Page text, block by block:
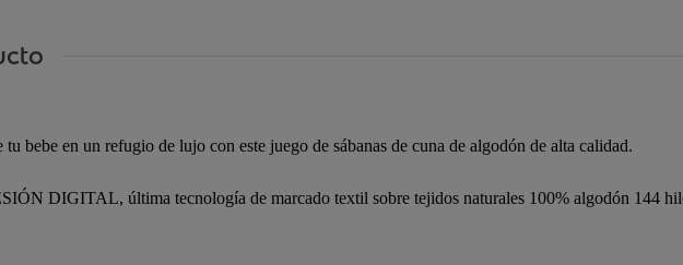
bebe en un refugio de lujo con este juego de sábanas de cuna de algodón de alta calidad.
DIGITAL, última tecnología de marcado textil sobre tejidos naturales 100% algodón 144